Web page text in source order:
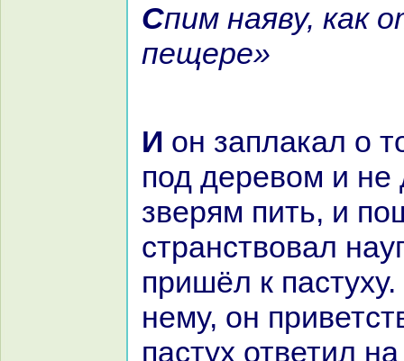
Спим нaяву, как отроки в
пещере»
И он заплакал о том, что сидел
под деревом и не
зверям пить, и
стpaнствовал
пришёл к
нему, он
пастух ответил нa